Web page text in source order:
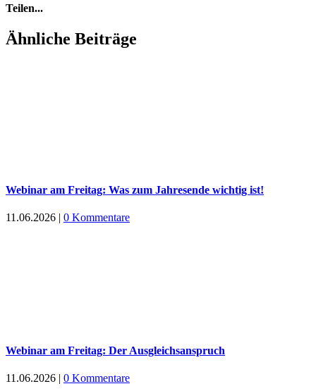
Teilen...
Facebook
X
LinkedIn
Ähnliche Beiträge
Webinar am Freitag: Was zum Jahresende wichtig ist!
11.06.2026 | 0 Kommentare
Webinar am Freitag: Der Ausgleichsanspruch
11.06.2026 0 Kommentare